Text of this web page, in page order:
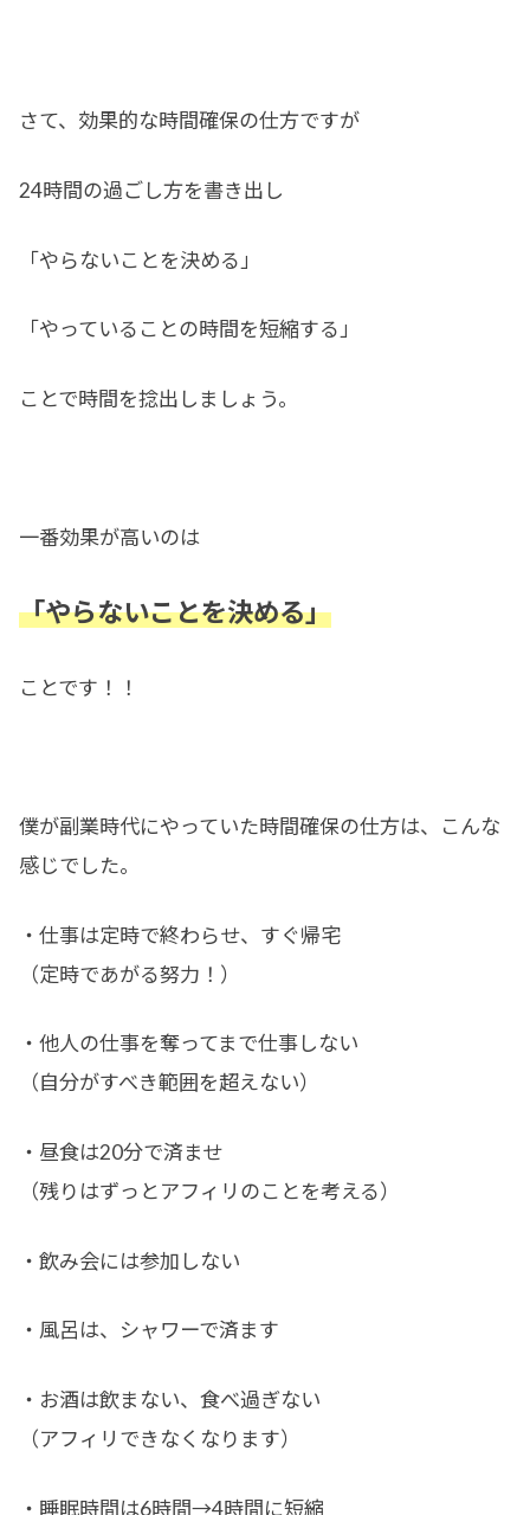
さて、効果的な時間確保の仕方ですが
24時間の過ごし方を書き出し
「やらないことを決める」
「やっていることの時間を短縮する」
ことで時間を捻出しましょう。
一番効果が高いのは
「やらないことを決める」
ことです！！
僕が副業時代にやっていた時間確保の仕方は、こんな
感じでした。
・仕事は定時で終わらせ、すぐ帰宅
（定時であがる努力！）
・他人の仕事を奪ってまで仕事しない
（自分がすべき範囲を超えない）
・昼食は20分で済ませ
（残りはずっとアフィリのことを考える）
・飲み会には参加しない
・風呂は、シャワーで済ます
・お酒は飲まない、食べ過ぎない
（アフィリできなくなります）
・睡眠時間は6時間→4時間に短縮